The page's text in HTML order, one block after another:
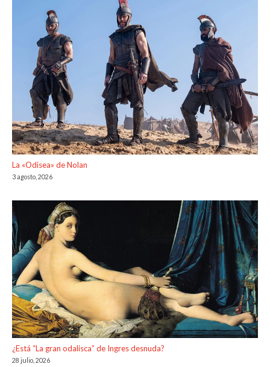
La «Odisea» de Nolan
3 agosto, 2026
¿Está “La gran odalisca” de Ingres desnuda?
28 julio, 2026